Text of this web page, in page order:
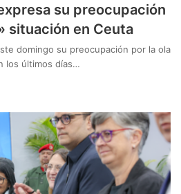
su preocupación
situación en Ceuta
domingo su preocupación por la ola
los últimos días…